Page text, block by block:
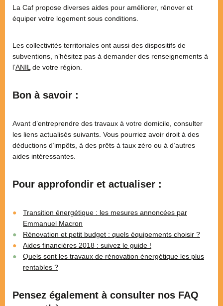
La Caf propose diverses aides pour améliorer, rénover et
équiper votre logement sous conditions.
Les collectivités territoriales ont aussi des dispositifs de
subventions, n’hésitez pas à demander des renseignements à
l’ANIL de votre région.
Bon à savoir :
Avant d’entreprendre des travaux à votre domicile, consulter
les liens actualisés suivants. Vous pourriez avoir droit à des
déductions d’impôts, à des prêts à taux zéro ou à d’autres
aides intéressantes.
Pour approfondir et actualiser :
Transition énergétique : les mesures annoncées par
Emmanuel Macron
Rénovation et petit budget : quels équipements choisir ?
Aides financières 2018 : suivez le guide !
Quels sont les travaux de rénovation énergétique les plus
rentables ?
Pensez également à consulter nos FAQ